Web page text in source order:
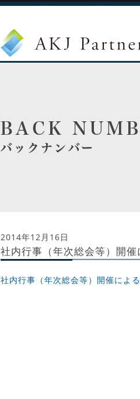
2014年12月16日
社内行事（年次総会等）開
社内行事（年次総会等）開催によ